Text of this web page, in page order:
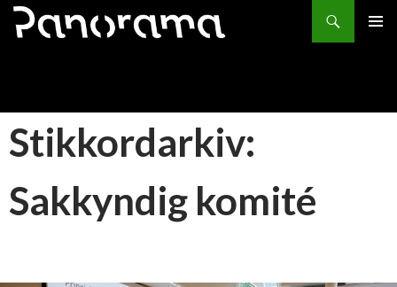
Søk
HOPP
Stikkordarkiv:
Sakkyndig komité